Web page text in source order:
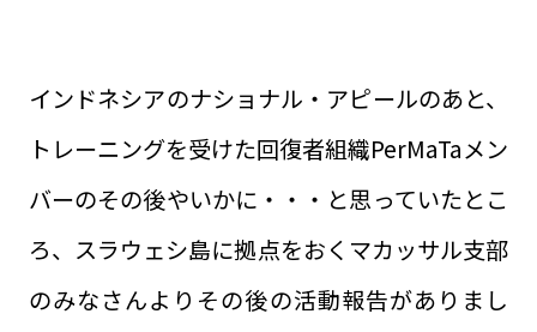
インドネシアのナショナル・アピールのあと、
トレーニングを受けた回復者組織PerMaTaメン
バーのその後やいかに・・・と思っていたとこ
ろ、スラウェシ島に拠点をおくマカッサル支部
のみなさんよりその後の活動報告がありまし